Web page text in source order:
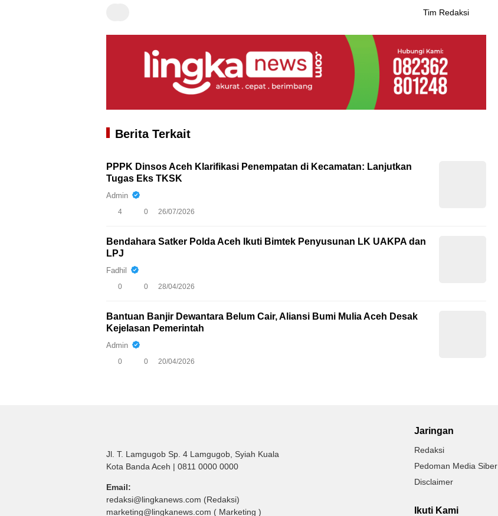
Tim Redaksi
Berita Terkait
PPPK Dinsos Aceh Klarifikasi Penempatan di Kecamatan: Lanjutkan
Tugas Eks TKSK
Admin
4 0 26/07/2026
Bendahara Satker Polda Aceh Ikuti Bimtek Penyusunan LK UAKPA dan
LPJ
Fadhil
0 0 28/04/2026
Bantuan Banjir Dewantara Belum Cair, Aliansi Bumi Mulia Aceh Desak
Kejelasan Pemerintah
Admin
0 0 20/04/2026
Jl. T. Lamgugob Sp. 4 Lamgugob, Syiah Kuala
Kota Banda Aceh | 0811 0000 0000
Email:
redaksi@lingkanews.com (Redaksi)
marketing@lingkanews.com ( Marketing )
Jaringan
Redaksi
Pedoman Media Siber
Disclaimer
Ikuti Kami